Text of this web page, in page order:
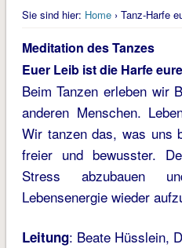
Sie sind hier: Home› Tanz-Harfe
Meditation des Tanzes
Euer Leib ist die Harfe
Beim Tanzen erleben wir
anderen Menschen.
Wir tanzen das, was uns
freier und bewusster.
Stress abzubauen
Lebensenergie wieder
Leitung: Beate Hüsslein,